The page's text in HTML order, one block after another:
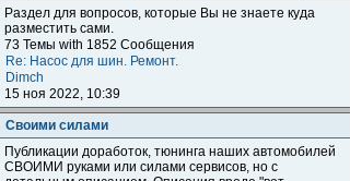
Раздел для вопросов, которые Вы не знаете куда
разместить сами.
73 Темы with 1852 Сообщения
Re: Насос для шин. Ремонт.
Dimch
15 ноя 2022, 10:39
Своими силами
Публикации доработок, тюнинга наших автомобилей
СВОИМИ руками или силами сервисов, но с